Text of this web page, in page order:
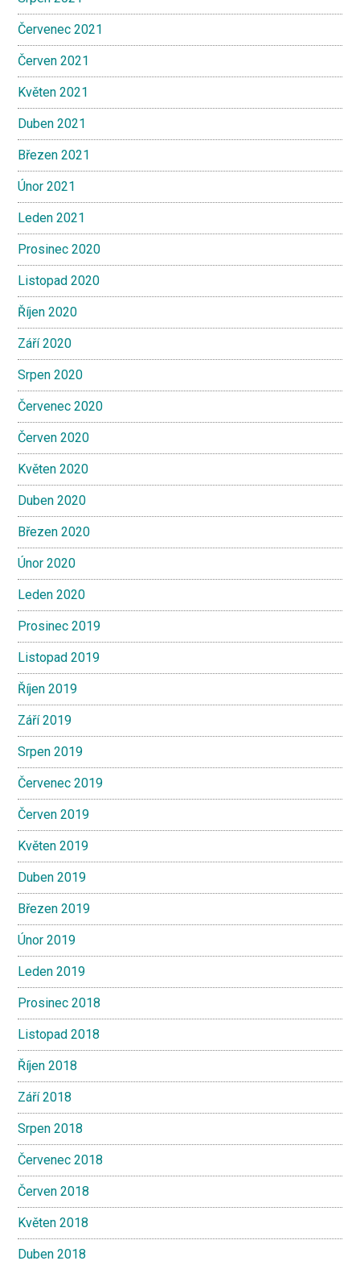
Červenec 2021
Červen 2021
Květen 2021
Duben 2021
Březen 2021
Únor 2021
Leden 2021
Prosinec 2020
Listopad 2020
Říjen 2020
Září 2020
Srpen 2020
Červenec 2020
Červen 2020
Květen 2020
Duben 2020
Březen 2020
Únor 2020
Leden 2020
Prosinec 2019
Listopad 2019
Říjen 2019
Září 2019
Srpen 2019
Červenec 2019
Červen 2019
Květen 2019
Duben 2019
Březen 2019
Únor 2019
Leden 2019
Prosinec 2018
Listopad 2018
Říjen 2018
Září 2018
Srpen 2018
Červenec 2018
Červen 2018
Květen 2018
Duben 2018